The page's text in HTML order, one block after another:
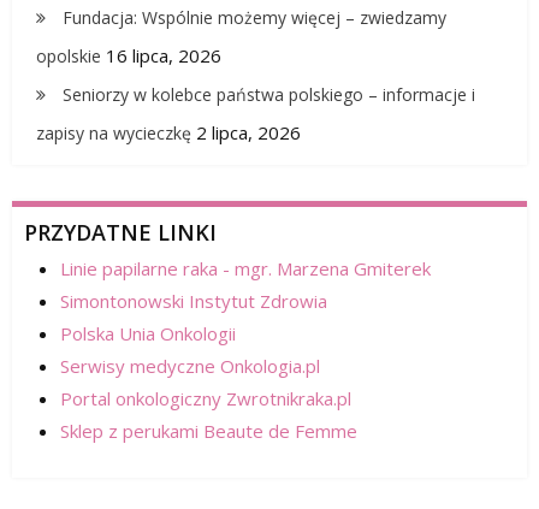
Fundacja: Wspólnie możemy więcej – zwiedzamy
opolskie 16 lipca, 2026
Seniorzy w kolebce państwa polskiego – informacje i
zapisy na wycieczkę 2 lipca, 2026
PRZYDATNE LINKI
Linie papilarne raka - mgr. Marzena Gmiterek
Simontonowski Instytut Zdrowia
Polska Unia Onkologii
Serwisy medyczne Onkologia.pl
Portal onkologiczny Zwrotnikraka.pl
Sklep z perukami Beaute de Femme